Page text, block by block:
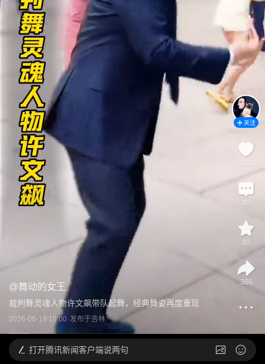
@舞动的女王
裁判舞灵魂人物许文飙带队起舞，经典舞姿再度重现
2026-06-19 10:00 发布于吉林
关注
180
10
80
366
打开腾讯新闻客户端说两句